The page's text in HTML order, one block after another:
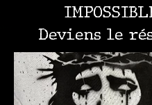
Deviens le